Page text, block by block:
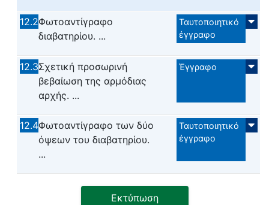
12.2Φωτοαντίγραφο
διαβατηρίου. ...
Ταυτοποιητικό
έγγραφο
12.3Σχετική προσωρινή
βεβαίωση της αρμόδιας
αρχής. ...
Έγγραφο
12.4Φωτοαντίγραφο των δύο
όψεων του διαβατηρίου.
...
Ταυτοποιητικό
έγγραφο
Εκτύπωση